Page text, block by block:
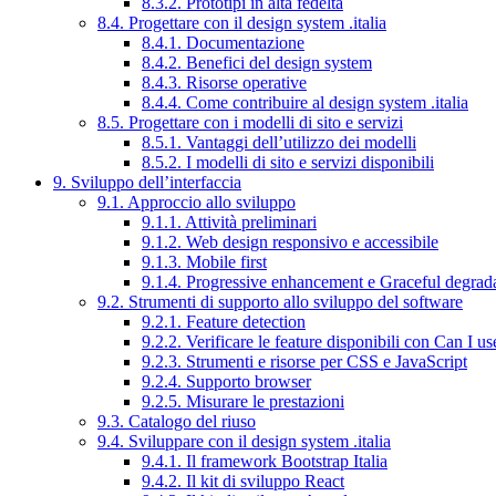
8.4. Progettare con il design system .italia
8.4.1. Documentazione
8.4.2. Benefici del design system
8.4.3. Risorse operative
8.4.4. Come contribuire al design system .italia
8.5. Progettare con i modelli di sito e servizi
8.5.1. Vantaggi dell’utilizzo dei modelli
8.5.2. I modelli di sito e servizi disponibili
9. Sviluppo dell’interfaccia
9.1. Approccio allo sviluppo
9.1.1. Attività preliminari
9.1.2. Web design responsivo e accessibile
9.1.3. Mobile first
9.1.4. Progressive enhancement e Graceful
9.2. Strumenti di supporto allo sviluppo del software
9.2.1. Feature detection
9.2.2. Verificare le feature disponibili con Can I
9.2.3. Strumenti e risorse per CSS e JavaScript
9.2.4. Supporto browser
9.2.5. Misurare le prestazioni
9.3. Catalogo del riuso
9.4. Sviluppare con il design system .italia
9.4.1. Il framework Bootstrap Italia
9.4.2. Il kit di sviluppo React